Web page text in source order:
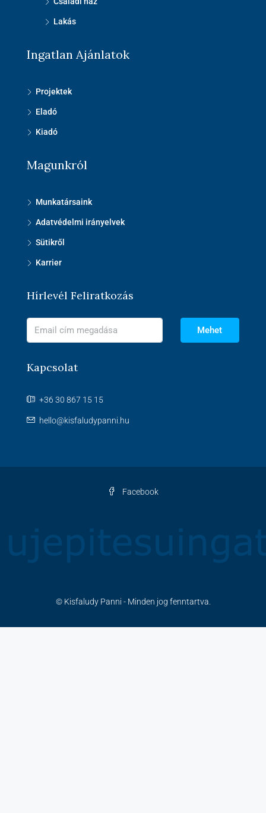
Lakás
Ingatlan Ajánlatok
Projektek
Eladó
Kiadó
Magunkról
Munkatársaink
Adatvédelmi irányelvek
Sütikről
Karrier
Hírlevél Feliratkozás
Mehet
Kapcsolat
+36 30 867 15 15
hello@kisfaludypanni.hu
Facebook
© Kisfaludy Panni - Minden jog fenntartva.